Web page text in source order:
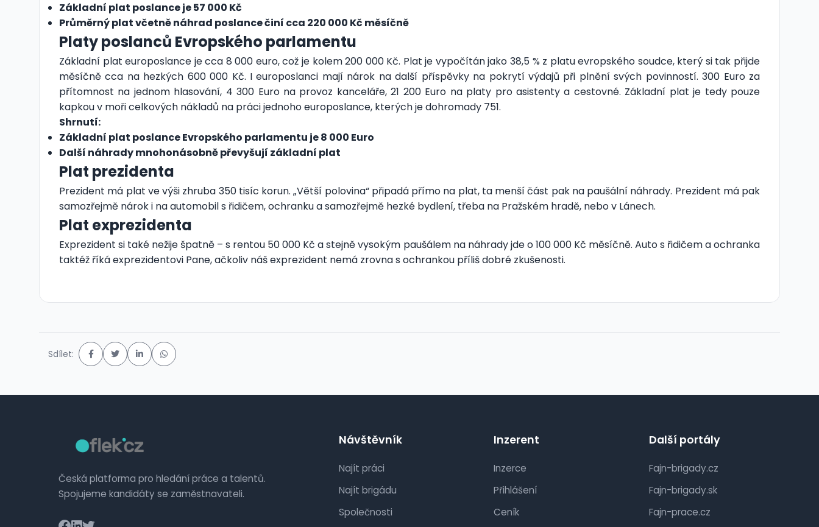
Základní plat poslance je 57 000 Kč
Průměrný plat včetně náhrad poslance činí cca 220 000 Kč měsíčně
Platy poslanců Evropského parlamentu
Základní plat europoslance je cca 8 000 euro, což je kolem 200 000 Kč. Plat je vypočítán jako 38,5 % z platu evropského soudce, který si tak přijde
měsíčně cca na hezkých 600 000 Kč. I europoslanci mají nárok na další příspěvky na pokrytí výdajů při plnění svých povinností. 300 Euro za
přítomnost na jednom hlasování, 4 300 Euro na provoz kanceláře, 21 200 Euro na platy pro asistenty a cestovné. Základní plat je tedy pouze
kapkou v moři celkových nákladů na práci jednoho europoslance, kterých je dohromady 751.
Shrnutí:
Základní plat poslance Evropského parlamentu je 8 000 Euro
Další náhrady mnohonásobně převyšují základní plat
Plat prezidenta
Prezident má plat ve výši zhruba 350 tisíc korun. „Větší polovina“ připadá přímo na plat, ta menší část pak na paušální náhrady. Prezident má pak
samozřejmě nárok i na automobil s řidičem, ochranku a samozřejmě hezké bydlení, třeba na Pražském hradě, nebo v Lánech.
Plat exprezidenta
Exprezident si také nežije špatně – s rentou 50 000 Kč a stejně vysokým paušálem na náhrady jde o 100 000 Kč měsíčně. Auto s řidičem a ochranka
taktéž říká exprezidentovi Pane, ačkoliv náš exprezident nemá zrovna s ochrankou příliš dobré zkušenosti.
Sdílet:
Česká platforma pro hledání práce a talentů.
Spojujeme kandidáty se zaměstnavateli.
Návštěvník
Najít práci
Najít brigádu
Společnosti
Inzerent
Inzerce
Přihlášení
Ceník
Další portály
Fajn-brigady.cz
Fajn-brigady.sk
Fajn-prace.cz